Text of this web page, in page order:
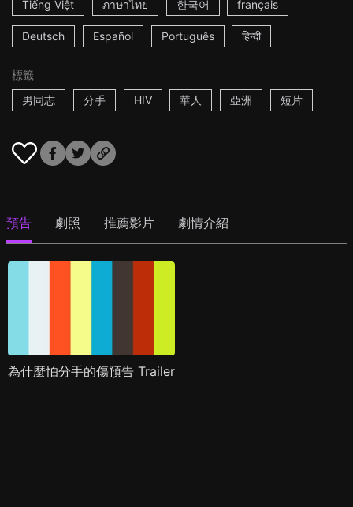
Tiếng Việt ภาษาไทย 한국어 français
Deutsch Español Português हिन्दी
標籤
男同志
分手 HIV 華人 亞洲 短片
預告 劇照 推薦影片 劇情介紹
為什麼怕分手的傷預告 Trailer